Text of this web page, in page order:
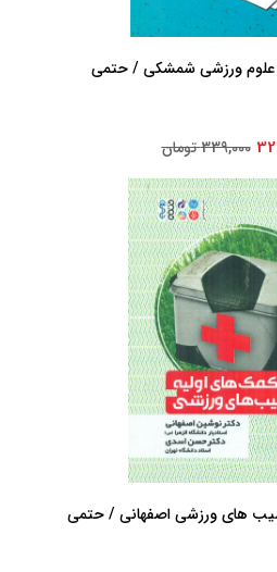
ورزشی شمشکی / حتمی
339,000 تومان
های ورزشی اصفهانی / حتمی